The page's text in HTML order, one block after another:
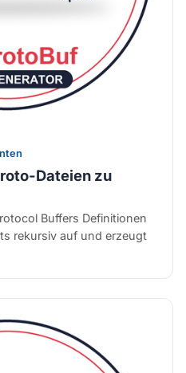
Dateien zu
Buffers Definitionen
rekursiv auf und erzeugt